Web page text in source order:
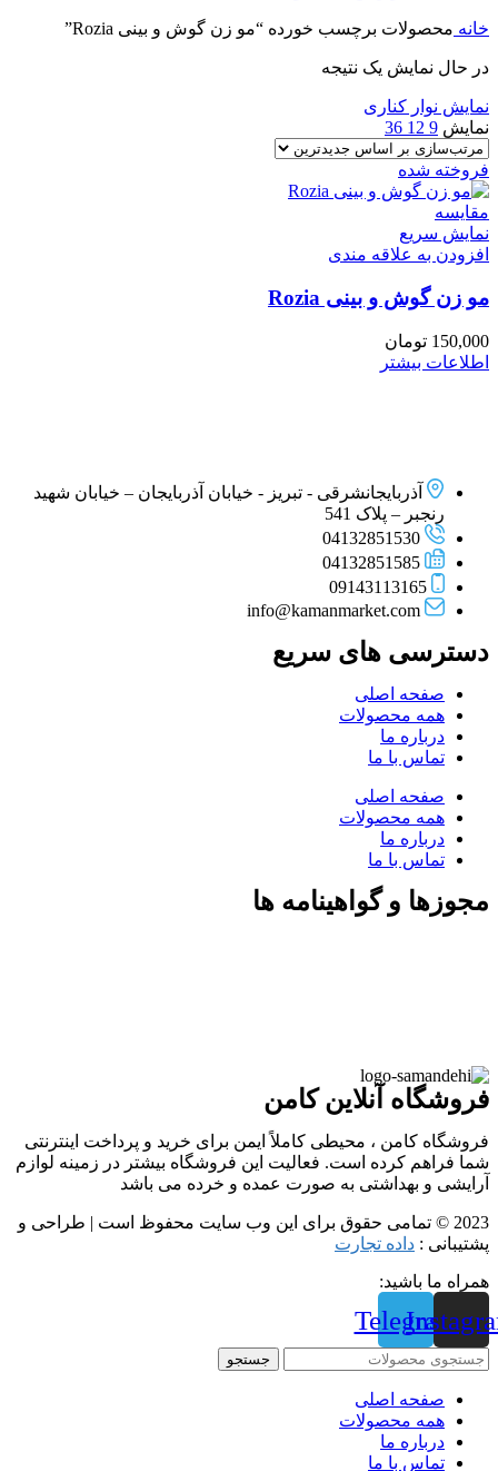
خانه محصولات برچسب خورده “مو زن گوش و بینی Rozia”
در حال نمایش یک نتیجه
نمایش نوار کناری
نمایش 9
12
36
فروخته شده
مقايسه
نمایش سریع
افزودن به علاقه مندی
مو زن گوش و بینی Rozia
150,000 تومان
اطلاعات بیشتر
آذربایجانشرقی - تبریز - خیابان آذربایجان – خیابان شهید
رنجبر – پلاک 541
04132851530
04132851585
09143113165
info@kamanmarket.com
دسترسی های سریع
صفحه اصلی
همه محصولات
درباره ما
تماس با ما
صفحه اصلی
همه محصولات
درباره ما
تماس با ما
مجوزها و گواهینامه ها
فروشگاه آنلاین کامن
فروشگاه کامن ، محیطی کاملاً ایمن برای خرید و پرداخت اینترنتی
شما فراهم کرده است. فعالیت این فروشگاه بیشتر در زمینه لوازم
آرایشی و بهداشتی به صورت عمده و خرده می باشد
2023 © تمامی حقوق برای این وب سایت محفوظ است | طراحی و
پشتیبانی : داده تجارت
همراه ما باشید:
Telegram
جستجو
صفحه اصلی
همه محصولات
درباره ما
تماس با ما